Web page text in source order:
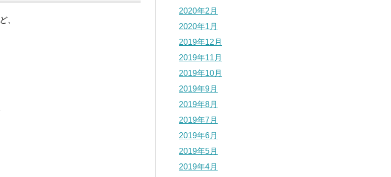
、
2020年2月
2020年1月
2019年12月
2019年11月
2019年10月
2019年9月
2019年8月
2019年7月
2019年6月
2019年5月
2019年4月